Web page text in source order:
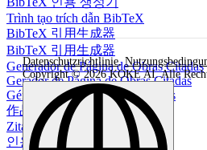
Trình tạo trích dẫn BibTeX
BibTeX 引用生成器
BibTeX 引用生成器
Generador de Página de Obras Citadas
Gerador de Página de Obras Citadas
Générateur de page de références
作品引用ページ生成器
Zitationsseite Generator
인용 페이지 생성기
Datenschutzrichtlinie,
Copyright © 2026 KOKE AI. Alle